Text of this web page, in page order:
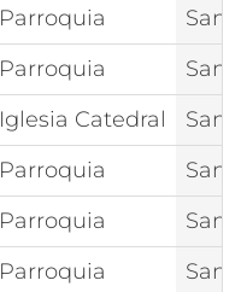
Parroquia
San
Parroquia
San
Iglesia Catedral
San
Parroquia
San
Parroquia
San
Parroquia
San